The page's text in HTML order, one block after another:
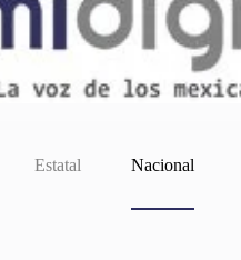
Estatal Nacional